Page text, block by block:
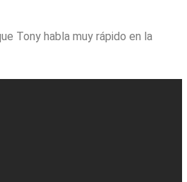
Tony habla muy rápido en la